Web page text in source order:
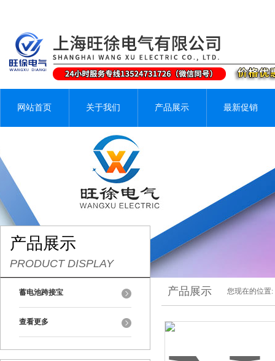
网站首页 关于我们 产品展示 最新促销
产品展示
PRODUCT DISPLAY
蓄电池跨接宝
查看更多
产品展示 您现在的位置: